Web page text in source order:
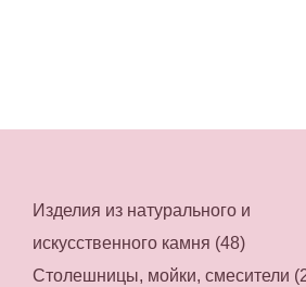
Изделия из натурального и
искусственного камня (48)
Столешницы, мойки, смесители